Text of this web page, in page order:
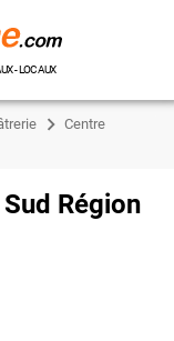
- LOCAUX
Centre
Région